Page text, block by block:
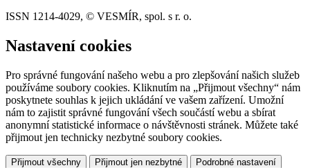
ISSN 1214-4029, © VESMÍR, spol. s r. o.
Nastavení cookies
Pro správné fungování našeho webu a pro zlepšování našich služeb
používáme soubory cookies. Kliknutím na „Přijmout všechny“ nám
poskytnete souhlas k jejich ukládání ve vašem zařízení. Umožní
nám to zajistit správné fungování všech součástí webu a sbírat
anonymní statistické informace o návštěvnosti stránek. Můžete také
přijmout jen technicky nezbytné soubory cookies.
Přijmout všechny Přijmout jen nezbytné Podrobné nastavení